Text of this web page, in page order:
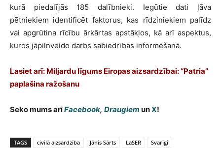
kurā piedalījās 185 dalībnieki. Iegūtie dati ļāva
pētniekiem identificēt faktorus, kas rīdziniekiem palīdz
vai apgrūtina rīcību ārkārtas apstākļos, kā arī aspektus,
kuros jāpilnveido darbs sabiedrības informēšanā.
Lasiet arī: Miljardu līgums Eiropas aizsardzībai: “Patria”
paplašina ražošanu
Seko mums arīFacebook, Draugiem unX!
TAGS civilā aizsardzība Jānis Sārts LaSER
Svarīgi